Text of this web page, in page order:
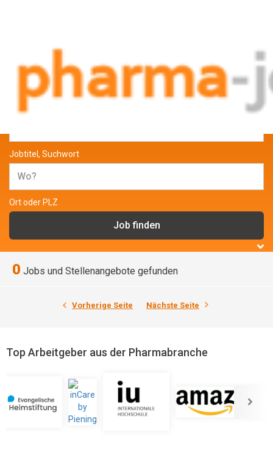
Jobs und Stellenangebote aus der
Pharmabranche
Jobtitel, Suchwort
Ort oder PLZ
0 Jobs und Stellenangebote gefunden
Vorherige Seite Nächste Seite
Top Arbeitgeber aus der Pharmabranche